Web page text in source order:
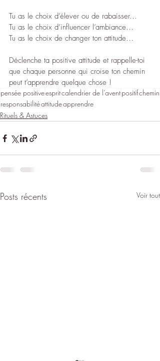
Tu as le choix d’élever ou de rabaisser…
Tu as le choix d’influencer l’ambiance…
Tu as le choix de changer ton attitude…
Déclenche ta positive attitude et rappelle-toi
que chaque personne qui croise ton chemin
peut t’apprendre quelque chose !
pensée positiveespritcalendrier de l’aventpositifchemin
responsabilitéattitudeapprendre
Rituels & Astuces
Posts récents Voir tout